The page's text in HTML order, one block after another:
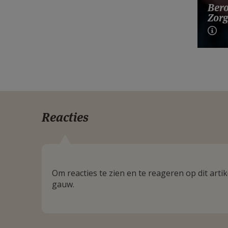
Reacties
Om reacties te zien en te reageren op dit
gauw.